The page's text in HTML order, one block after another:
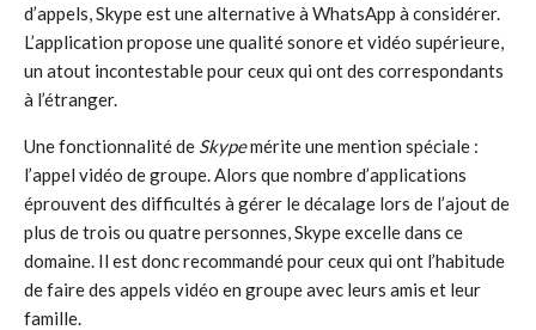
d’appels, Skype est une alternative à WhatsApp à considérer.
L’application propose une qualité sonore et vidéo supérieure,
un atout incontestable pour ceux qui ont des correspondants
à l’étranger.
Une fonctionnalité de Skypemérite une mention spéciale :
l’appel vidéo de groupe. Alors que nombre d’applications
éprouvent des difficultés à gérer le décalage lors de l’ajout de
plus de trois ou quatre personnes, Skype excelle dans ce
domaine. Il est donc recommandé pour ceux qui ont l’habitude
de faire des appels vidéo en groupe avec leurs amis et leur
famille.